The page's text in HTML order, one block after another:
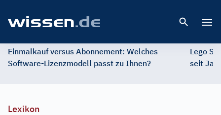
Einmalkauf versus Abonnement: Welches
Software-Lizenzmodell passt zu Ihnen?
Lego
seit
Lexikon